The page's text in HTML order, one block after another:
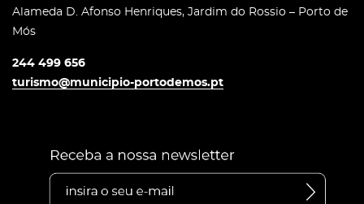
Alameda D. Afonso Henriques, Jardim do Rossio – Porto de
Mós
244 499 656
turismo@municipio-portodemos.pt